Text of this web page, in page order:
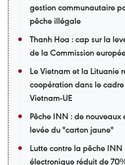
gestion communautaire
pêche illégale
Thanh Hoa : cap sur la
de la Commission
Le Vietnam et la Lituanie
coopération dans le
Vietnam-UE
Pêche INN : de nouveaux
levée du "carton jaune"
Lutte contre la pêche
électronique réduit de